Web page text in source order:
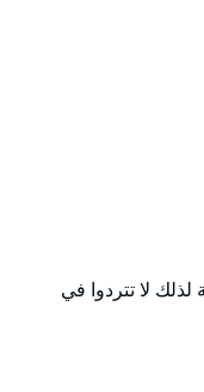
لا تتردوا في